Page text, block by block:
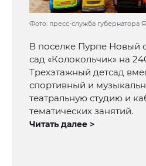
Фото: пресс-служба губернатора
В поселке Пурпе Новый
сад «Колокольчик» на
Трехэтажный детсад
спортивный и
театральную студию и
тематических занятий.
Читать далее >